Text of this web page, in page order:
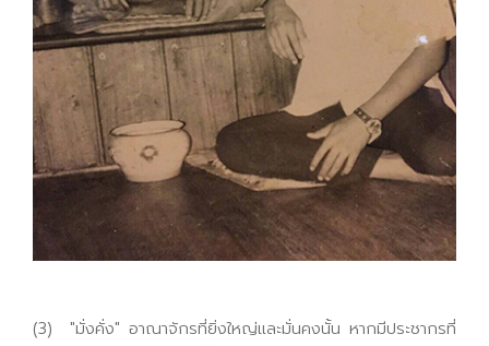
(3) "มั่งคั่ง" อาณาจักรที่ยิ่งใหญ่และมั่นคงนั้น หากมีประชากรที่